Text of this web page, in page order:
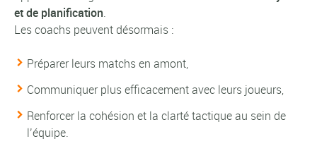
et de planification.
Les coachs peuvent désormais :
Préparer leurs matchs en amont,
Communiquer plus efficacement avec leurs joueurs,
Renforcer la cohésion et la clarté tactique au sein de
l’équipe.